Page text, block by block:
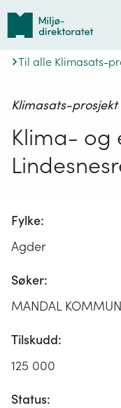
Tilbake
forsiden
Til alle Klimasats-
Klimasats-prosjekt
Klima- og
Fylke:
Agder
Søker:
MANDAL
Tilskudd:
125 000
Status: